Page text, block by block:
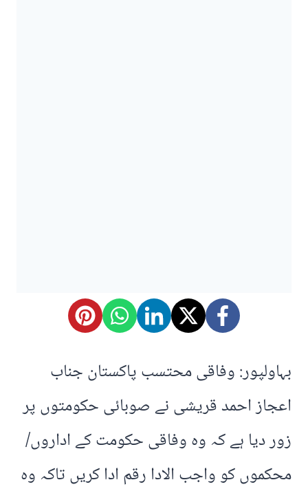
بہاولپور: وفاقی محتسب پاکستان جناب
اعجاز احمد قریشی نے صوبائی حکومتوں پر
زور دیا ہے کہ وہ وفاقی حکومت کے اداروں/
محکموں کو واجب الادا رقم ادا کریں تاکہ وہ